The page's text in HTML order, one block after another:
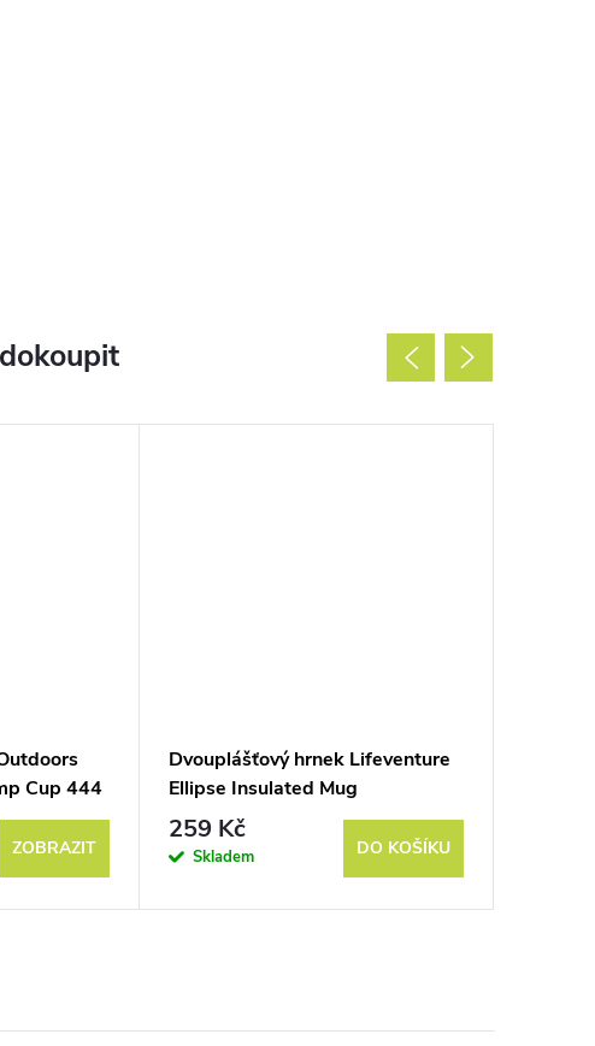
Cup 444
ZOBRAZIT
Dvouplášťový hrnek Lifeventure
Ellipse Insulated Mug
259 Kč
Skladem DO KOŠÍKU